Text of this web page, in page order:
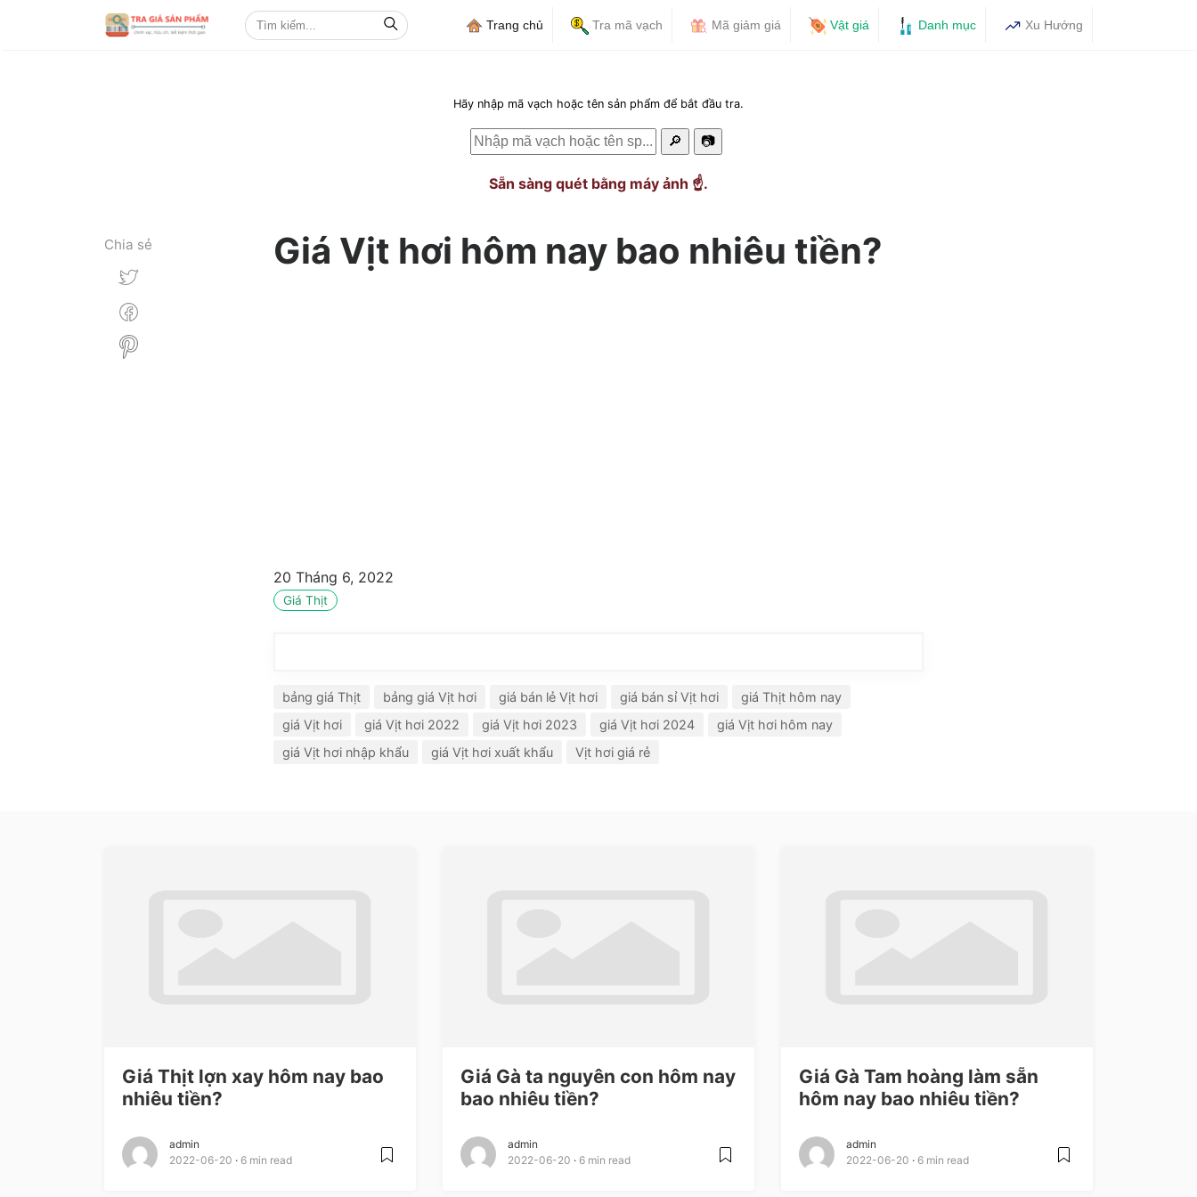
Trang chủ Tra mã vạch Mã giảm giá Vật giá Danh mục Xu Hướng
Hãy nhập mã vạch hoặc tên sản phẩm để bắt đầu tra.
🔎 📷
Sẵn sàng quét bằng máy ảnh ☝️.
Chia sẻ Giá Vịt hơi hôm nay bao nhiêu tiền?
20 Tháng 6, 2022
Giá Thịt
bảng giá Thịt bảng giá Vịt hơi giá bán lẻ Vịt hơi giá bán sỉ Vịt hơi
giá Thịt hôm nay
giá Vịt hơi
giá Vịt hơi 2022 giá Vịt hơi 2023 giá Vịt hơi 2024
giá Vịt hơi hôm nay
giá Vịt hơi nhập khẩu
giá Vịt hơi xuất khẩu Vịt hơi giá rẻ
Giá Thịt lợn xay hôm nay bao
nhiêu tiền?
admin
2022-06-20
6 min read
Giá Gà ta nguyên con hôm nay
bao nhiêu tiền?
admin
2022-06-20
6 min read
Giá Gà Tam hoàng làm sẵn
hôm nay bao nhiêu tiền?
admin
2022-06-20
6 min read